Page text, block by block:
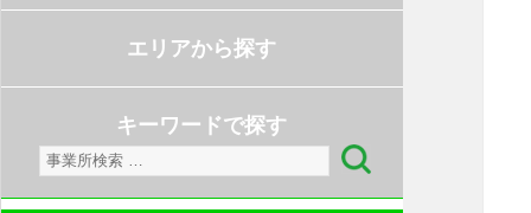
エリアから探す
キーワードで探す
検
索: